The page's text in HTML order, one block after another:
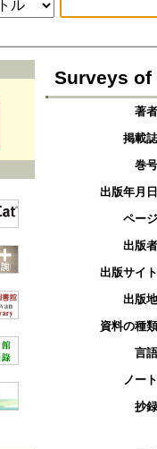
Surveys of
著者
掲載誌
巻号
出版年月日
ページ
出版者
出版サイト
出版地
資料の種類
言語
ノート
抄録